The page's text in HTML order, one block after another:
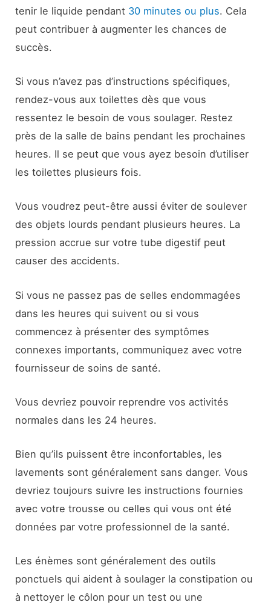
tenir le liquide pendant 30 minutes ou plus. Cela
peut contribuer à augmenter les chances de
succès.
Si vous n’avez pas d’instructions spécifiques,
rendez-vous aux toilettes dès que vous
ressentez le besoin de vous soulager. Restez
près de la salle de bains pendant les prochaines
heures. Il se peut que vous ayez besoin d’utiliser
les toilettes plusieurs fois.
Vous voudrez peut-être aussi éviter de soulever
des objets lourds pendant plusieurs heures. La
pression accrue sur votre tube digestif peut
causer des accidents.
Si vous ne passez pas de selles endommagées
dans les heures qui suivent ou si vous
commencez à présenter des symptômes
connexes importants, communiquez avec votre
fournisseur de soins de santé.
Vous devriez pouvoir reprendre vos activités
normales dans les 24 heures.
Bien qu’ils puissent être inconfortables, les
lavements sont généralement sans danger. Vous
devriez toujours suivre les instructions fournies
avec votre trousse ou celles qui vous ont été
données par votre professionnel de la santé.
Les énèmes sont généralement des outils
ponctuels qui aident à soulager la constipation ou
à nettoyer le côlon pour un test ou une